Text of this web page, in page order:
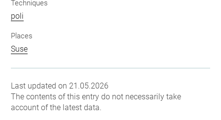
Techniques
poli
Places
Suse
Last updated on 21.05.2026
The contents of this entry do not necessarily take
account of the latest data.